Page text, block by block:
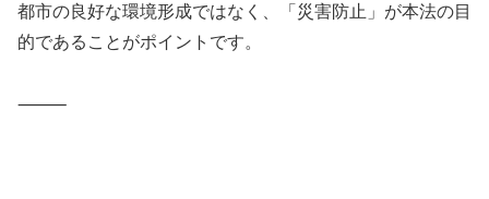
都市の良好な環境形成ではなく、「災害防止」が本法の目
的であることがポイントです。
⸻